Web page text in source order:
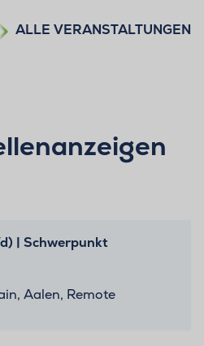
ALLE VERANSTALTUNGEN
| Schwerpunkt
Aalen, Remote